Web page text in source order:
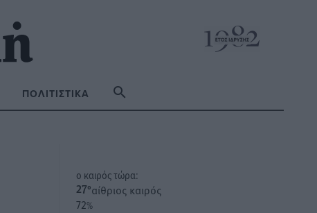
ΠΟΛΙΤΙΣΤΙΚΆ
o καιρός τώρα:
27°αίθριος καιρός
72%